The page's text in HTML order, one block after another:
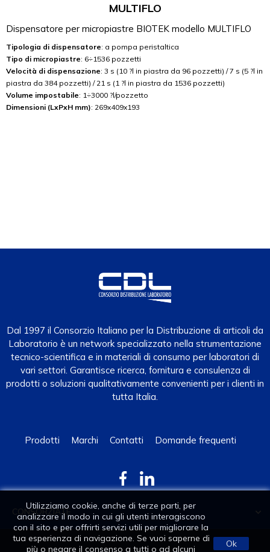
MULTIFLO
Dispensatore per micropiastre BIOTEK modello MULTIFLO
Tipologia di dispensatore: a pompa peristaltica
Tipo di micropiastre: 6÷1536 pozzetti
Velocità di dispensazione: 3 s (10 ?l in piastra da 96 pozzetti) / 7 s (5 ?l in
piastra da 384 pozzetti) / 21 s (1 ?l in piastra da 1536 pozzetti)
Volume impostabile: 1÷3000 ?l/pozzetto
Dimensioni (LxPxH mm): 269x409x193
Dal 1997 il Consorzio Italiano per la Distribuzione di articoli da
Laboratorio è un network specializzato nella strumentazione
tecnico-scientifica e in materiali di consumo per laboratori di
vari settori. Garantisce ricerca, fornitura e consulenza di
prodotti o soluzioni qualitativamente convenienti per i clienti in
tutta Italia.
Prodotti Marchi Contatti Domande frequenti
CONSORZIATE 
Utilizziamo cookie, anche di terze parti, per
analizzare il modo in cui gli utenti interagiscono
con il sito e per offrirti servizi utili per migliorare la
tua esperienza di navigazione. Se vuoi saperne di
più o negare il consenso a tutti o ad alcuni
Ok